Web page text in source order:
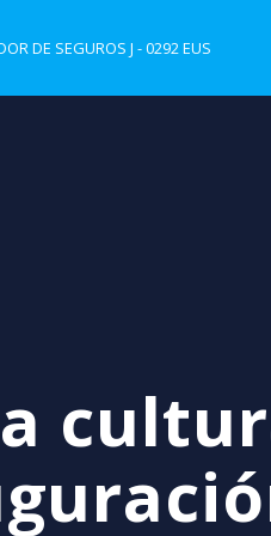
DE SEGUROS J - 0292 EUS